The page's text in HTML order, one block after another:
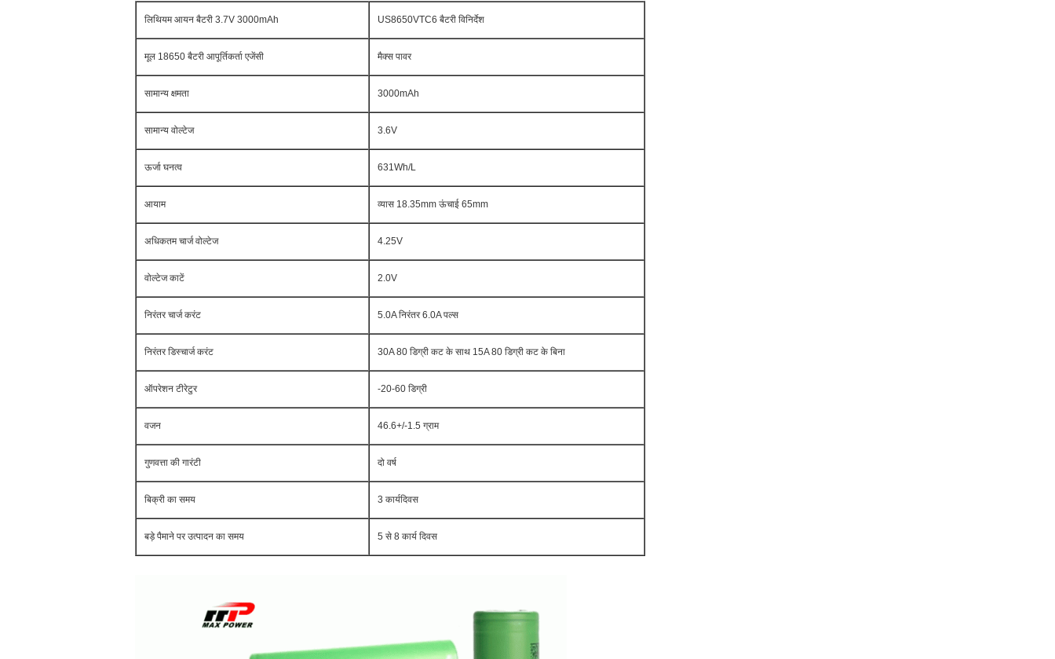
लिथियम आयन बैटरी 3.7V 3000mAh US8650VTC6 बैटरी विनिर्देश
मूल 18650 बैटरी आपूर्तिकर्ता एजेंसी मैक्स पावर
सामान्य क्षमता 3000mAh
सामान्य वोल्टेज 3.6V
ऊर्जा घनत्व 631Wh/L
आयाम व्यास 18.35mm ऊंचाई 65mm
अधिकतम चार्ज वोल्टेज 4.25V
वोल्टेज काटें 2.0V
निरंतर चार्ज करंट 5.0A निरंतर 6.0A पल्स
निरंतर डिस्चार्ज करंट 30A 80 डिग्री कट के साथ 15A 80 डिग्री कट के बिना
ऑपरेशन टीरेटुर -20-60 डिग्री
वजन 46.6+/-1.5 ग्राम
गुणवत्ता की गारंटी दो वर्ष
बिक्री का समय 3 कार्यदिवस
बड़े पैमाने पर उत्पादन का समय 5 से 8 कार्य दिवस